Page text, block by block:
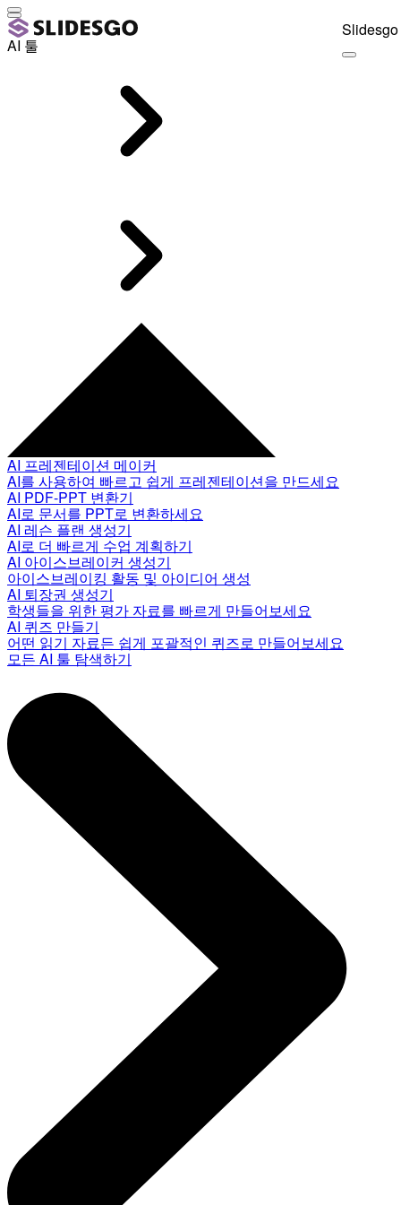
AI 툴
AI 프레젠테이션 메이커
AI를 사용하여 빠르고 쉽게 프레젠테이션을 만드세요
AI PDF-PPT 변환기
AI로 문서를 PPT로 변환하세요
AI 레슨 플랜 생성기
AI로 더 빠르게 수업 계획하기
AI 아이스브레이커 생성기
아이스브레이킹 활동 및 아이디어 생성
AI 퇴장권 생성기
학생들을 위한 평가 자료를 빠르게 만들어보세요
AI 퀴즈 만들기
어떤 읽기 자료든 쉽게 포괄적인 퀴즈로 만들어보세요
모든 AI 툴 탐색하기